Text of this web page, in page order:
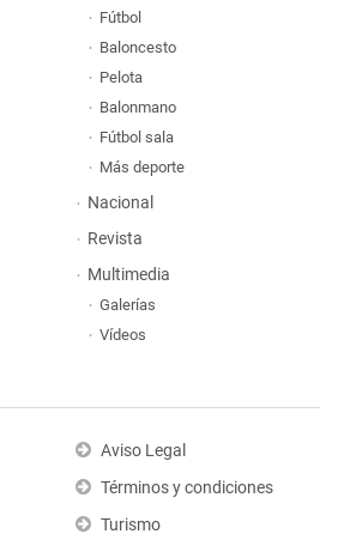
Fútbol
Baloncesto
Pelota
Balonmano
Fútbol sala
Más deporte
Nacional
Revista
Multimedia
Galerías
Vídeos
Aviso Legal
Términos y condiciones
Turismo